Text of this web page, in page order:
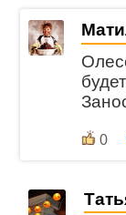
0